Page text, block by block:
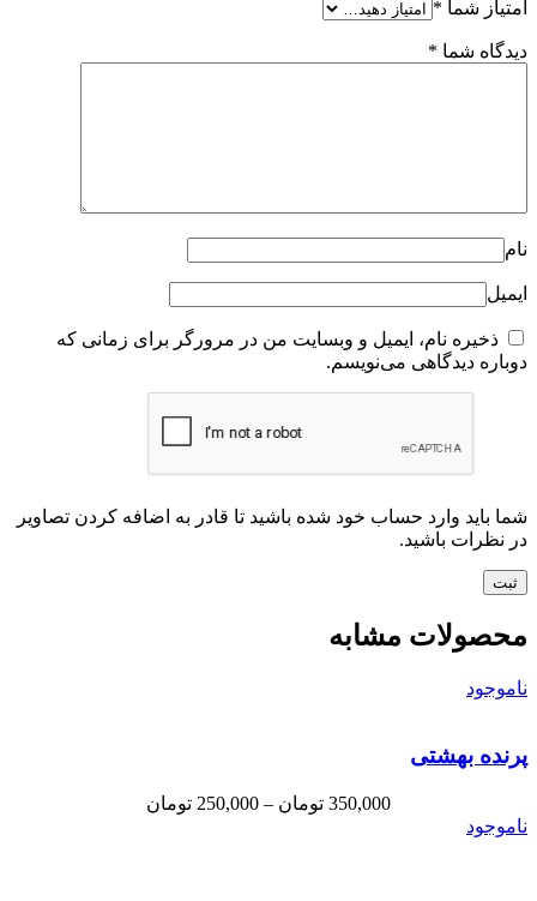
امتیاز شما *
دیدگاه شما *
نام
ایمیل
ذخیره نام، ایمیل و وبسایت من در مرورگر برای زمانی که
دوباره دیدگاهی می‌نویسم.
شما باید وارد حساب خود شده باشید تا قادر به اضافه کردن تصاویر
در نظرات باشید.
محصولات مشابه
ناموجود
پرنده بهشتی
350,000 تومان –
250,000 تومان
ناموجود